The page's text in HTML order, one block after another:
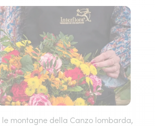
montagne della Canzo lombarda,